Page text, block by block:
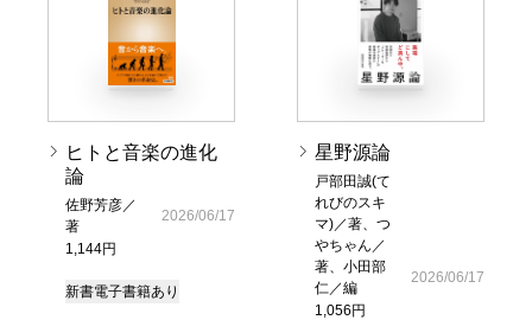
ヒトと音楽の進化
論
佐野芳彦／
著
1,144円
2026/06/17
新書電子書籍あり
星野源論
戸部田誠(て
れびのスキ
マ)／著、つ
やちゃん／
著、小田部
仁／編
1,056円
2026/06/17